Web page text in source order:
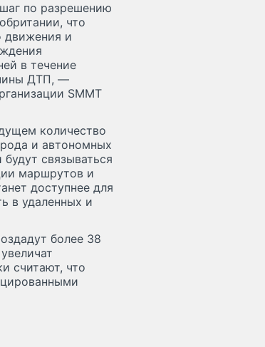
по разрешению
что
движения и
в течение
ДТП, —
SMMT
количество
и автономных
связываться
маршрутов и
доступнее для
в удаленных и
более 38
считают, что